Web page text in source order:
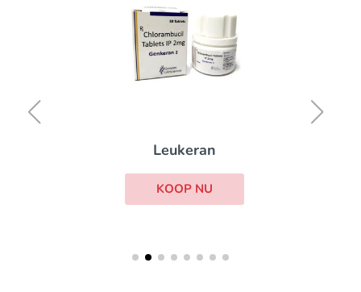
Leukeran
KOOP NU